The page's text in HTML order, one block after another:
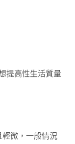
提高性生活質量
輕微，一般情況